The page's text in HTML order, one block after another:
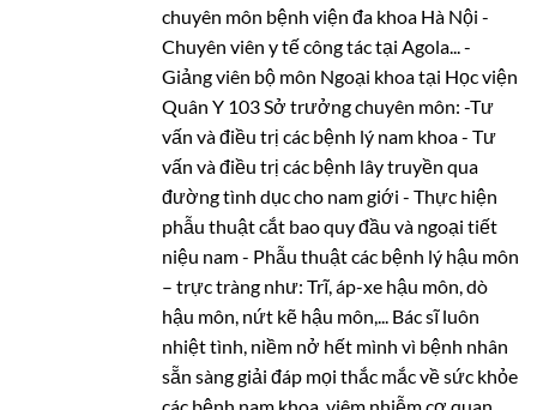
chuyên môn bệnh viện đa khoa Hà Nội -
Chuyên viên y tế công tác tại Agola... -
Giảng viên bộ môn Ngoại khoa tại Học viện
Quân Y 103 Sở trưởng chuyên môn: -Tư
vấn và điều trị các bệnh lý nam khoa - Tư
vấn và điều trị các bệnh lây truyền qua
đường tình dục cho nam giới - Thực hiện
phẫu thuật cắt bao quy đầu và ngoại tiết
niệu nam - Phẫu thuật các bệnh lý hậu môn
– trực tràng như: Trĩ, áp-xe hậu môn, dò
hậu môn, nứt kẽ hậu môn,... Bác sĩ luôn
nhiệt tình, niềm nở hết mình vì bệnh nhân
sẵn sàng giải đáp mọi thắc mắc về sức khỏe